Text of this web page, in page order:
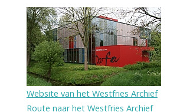
Website van het Westfries Archief
Route naar het Westfries Archief